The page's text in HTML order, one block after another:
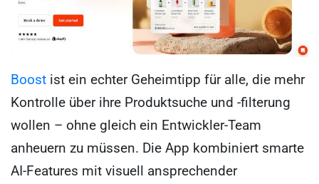
Boost ist ein echter Geheimtipp für alle, die mehr
Kontrolle über ihre Produktsuche und -filterung
wollen – ohne gleich ein Entwickler-Team
anheuern zu müssen. Die App kombiniert smarte
AI-Features mit visuell ansprechender